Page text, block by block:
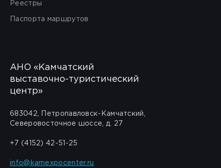
Реестры
Паспорта маршрутов
АНО «Камчатский
выставочно-туристический
центр»
683042, Петропавловск-Камчатский,
Северовосточное шоссе, д. 27
+7 (4152) 42-51-25
info@kamexpocenter.ru